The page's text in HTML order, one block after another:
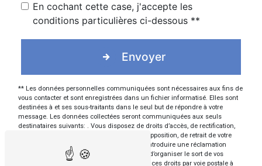
En cochant cette case, j'accepte les
conditions particulières ci-dessous **
Envoyer
** Les données personnelles communiquées sont nécessaires aux fins de
vous contacter et sont enregistrées dans un fichier informatisé. Elles sont
destinées à et ses sous-traitants dans le seul but de répondre à votre
message. Les données collectées seront communiquées aux seuls
destinataires suivants: . Vous disposez de droits d’accès, de rectification,
d’effacement, de portabilité, de limitation, d’opposition, de retrait de votre
consentement à tout moment et du droit d’introduire une réclamation
auprès d’une autorité de contrôle, ainsi que d’organiser le sort de vos
données post-mortem. Vous pouvez exercer ces droits par voie postale à